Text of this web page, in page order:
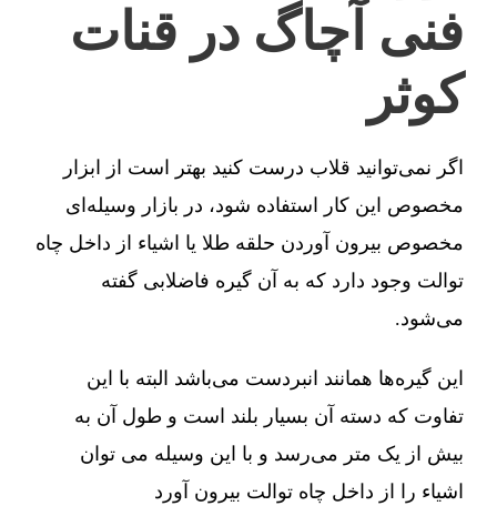
فنی آچاگ در قنات
کوثر
اگر نمی‌توانید قلاب درست کنید بهتر است از ابزار
مخصوص این کار استفاده شود، در بازار وسیله‌ای
مخصوص بیرون آوردن حلقه طلا یا اشیاء از داخل چاه
توالت وجود دارد که به آن گیره فاضلابی گفته
می‌شود.
این گیره‌ها همانند انبردست می‌باشد البته با این
تفاوت که دسته آن بسیار بلند است و طول آن به
بیش از یک متر می‌رسد و با این وسیله می توان
اشیاء را از داخل چاه توالت بیرون آورد